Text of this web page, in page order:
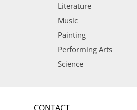
Literature
Music
Painting
Performing Arts
Science